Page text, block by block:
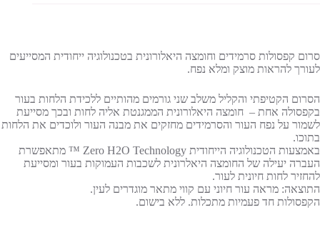
סרום קפסולות סרמידים וחומצה היאלורונית בטכנולוגיה ייחודית המסייעים
לעורך להראות מוצק ומלא נפח.
הסרום הקטיפתי והקליל משלב שני גורמים מהותיים ללכידת הלחות בעור
בקפסולה אחת – חומצה היאלורונית הממגנטת אליה לחות ובכך מסייעת
לשמור על נפח העור והסרמידים מחזקים את מבנה העור ולוכדים את הלחות
בתוכו.
באמצעות הטכנולוגיה הייחודית Zero H2O Technology ™ מתאפשרת
העברה יעילה של החומצה היאלרונית לשכבות העמוקות בעור ומסייעת
להחזיר לחות חיונית לעור.
התוצאה: מראה עור חיוני עם קווי מתאר מוגדרים לעין.
הקפסולות חד פעמיות מתכלות. ללא בישום.